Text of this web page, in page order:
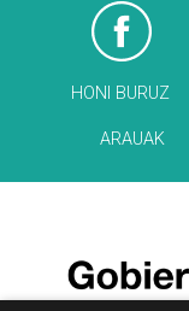
HONI BURUZ
ARAUAK